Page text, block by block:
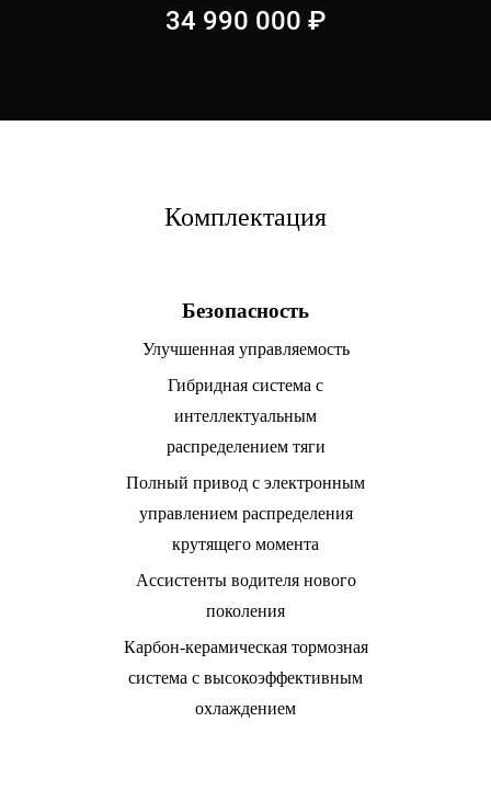
34 990 000 ₽
Комплектация
Безопасность
Улучшенная управляемость
Гибридная система с
интеллектуальным
распределением тяги
Полный привод с электронным
управлением распределения
крутящего момента
Ассистенты водителя нового
поколения
Карбон-керамическая тормозная
система с высокоэффективным
охлаждением